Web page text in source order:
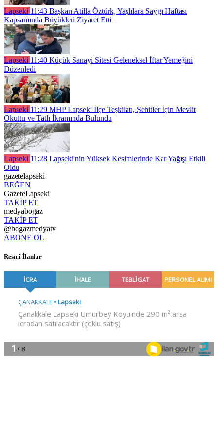
Lapseki 11:43 Başkan Atilla Öztürk, Yaşlılara Saygı Haftası
Kapsamında Büyükleri Ziyaret Etti
Lapseki 11:40 Küçük Sanayi Sitesi Geleneksel İftar Yemeğini
Düzenledi
Lapseki 11:29 MHP Lapseki İlçe Teşkilatı, Şehitler İçin Mevlit
Okuttu ve Tatlı İkramında Bulundu
Lapseki 11:28 Lapseki'nin Yüksek Kesimlerinde Kar Yağışı Etkili
Oldu
gazetelapseki
BEĞEN
GazeteLapseki
TAKİP ET
medyabogaz
TAKİP ET
@bogazmedyatv
ABONE OL
Resmî İlanlar